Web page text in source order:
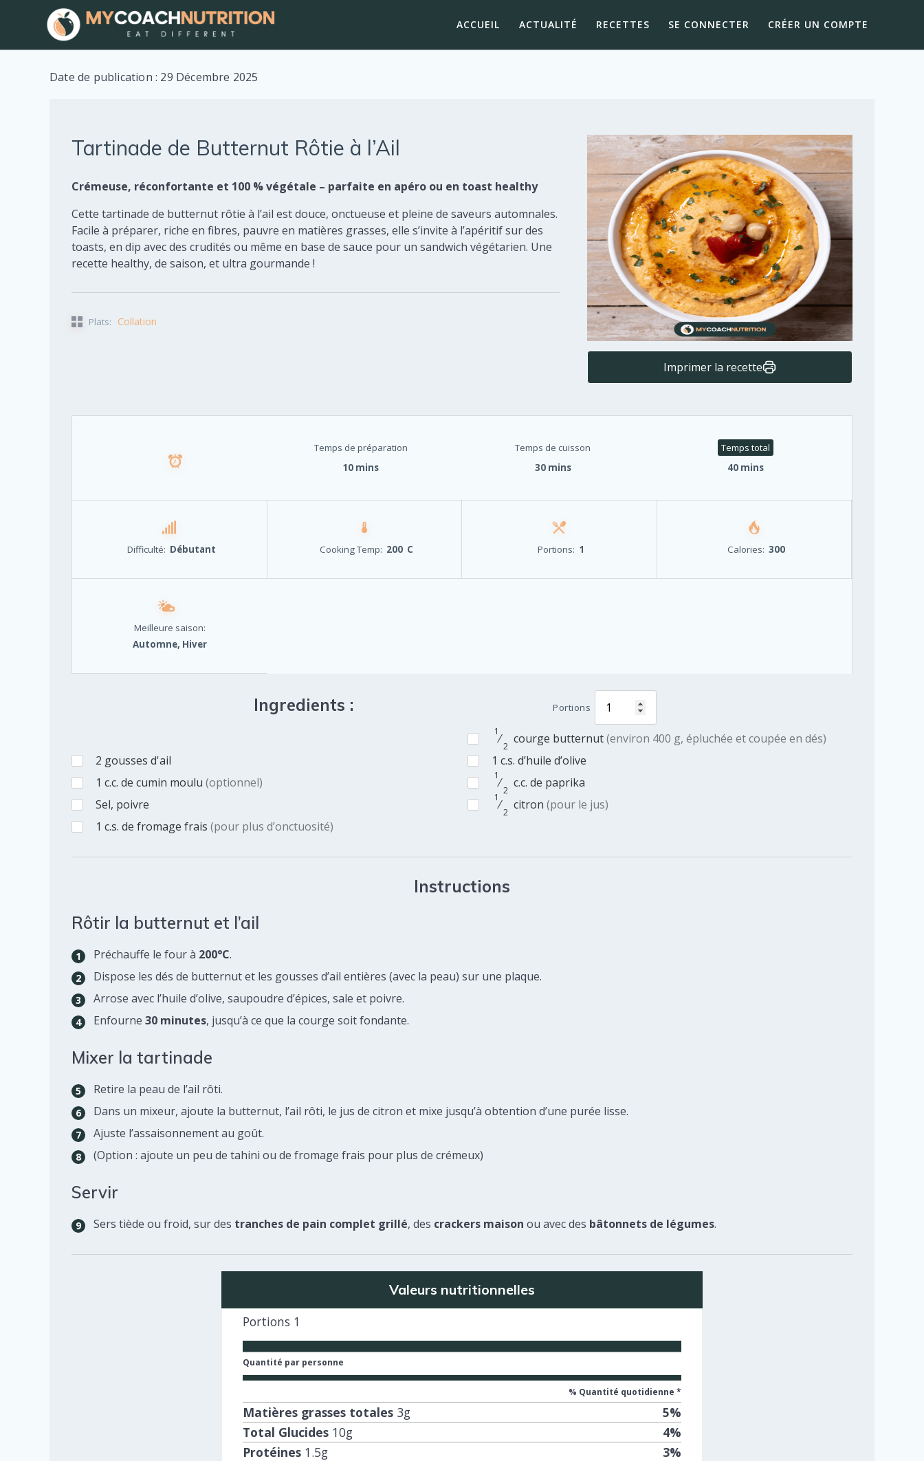
ACCUEIL ACTUALITÉ RECETTES SE CONNECTER CRÉER UN COMPTE
Date de publication : 29 Décembre 2025
Tartinade de Butternut Rôtie à l’Ail
Crémeuse, réconfortante et 100 % végétale – parfaite en apéro ou en toast healthy
Cette tartinade de butternut rôtie à l’ail est douce, onctueuse et pleine de saveurs automnales.
Facile à préparer, riche en fibres, pauvre en matières grasses, elle s’invite à l’apéritif sur des
toasts, en dip avec des crudités ou même en base de sauce pour un sandwich végétarien. Une
recette healthy, de saison, et ultra gourmande !
Plats: Collation
Imprimer la recette
Temps de préparation
10 mins
Temps de cuisson
30 mins
Temps total
40 mins
Difficulté: Débutant Cooking Temp: 200 C Portions: 1 Calories: 300
Meilleure saison:
Automne, Hiver
Ingredients : Portions
1⁄
2
courge butternut(environ 400 g, épluchée et coupée en dés)
2 gousses d'ail 1 c.s. d’huile d’olive
1 c.c. de cumin moulu (optionnel) 1⁄
2
c.c. de paprika
Sel, poivre
1⁄
2
citron (pour le jus)
1 c.s. de fromage frais (pour plus d’onctuosité)
Instructions
Rôtir la butternut et l’ail
Préchauffe le four à 200°C.
Dispose les dés de butternut et les gousses d’ail entières (avec la peau) sur une plaque.
Arrose avec l’huile d’olive, saupoudre d’épices, sale et poivre.
Enfourne 30 minutes, jusqu’à ce que la courge soit fondante.
Mixer la tartinade
Retire la peau de l’ail rôti.
Dans un mixeur, ajoute la butternut, l’ail rôti, le jus de citron et mixe jusqu’à obtention d’une purée lisse.
Ajuste l’assaisonnement au goût.
(Option : ajoute un peu de tahini ou de fromage frais pour plus de crémeux)
Servir
Sers tiède ou froid, sur des tranches de pain complet grillé, des crackers maison ou avec des bâtonnets de légumes.
Valeurs nutritionnelles
Portions 1
Quantité par personne
% Quantité quotidienne *
Matières grasses totales 3g 5%
Total Glucides 10g 4%
Protéines 1.5g 3%